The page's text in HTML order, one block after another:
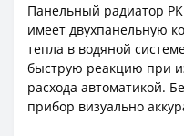
Панельный радиатор
имеет двухпанельную
тепла в водяной
быструю реакцию при
расхода автоматикой.
прибор визуально